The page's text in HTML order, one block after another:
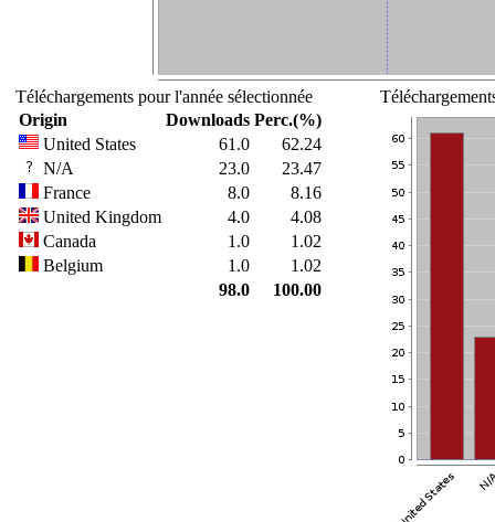
Téléchargements pour l'année sélectionnée
Origin
Downloads Perc.(%)
United States
61.0
62.24
N/A
23.0
23.47
France
8.0
8.16
United Kingdom
4.0
4.08
Canada
1.0
1.02
Belgium
1.0
1.02
98.0
100.00